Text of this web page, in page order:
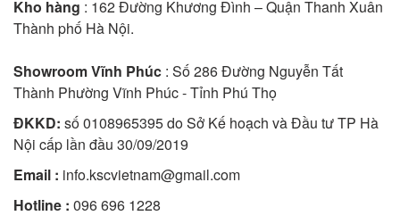
Kho hàng : 162 Đường Khương Đình – Quận Thanh Xuân
Thành phố Hà Nội.
Showroom Vĩnh Phúc : Số 286 Đường Nguyễn Tất
Thành Phường Vĩnh Phúc - Tỉnh Phú Thọ
ĐKKD: số 0108965395 do Sở Kế hoạch và Đầu tư TP Hà
Nội cấp lần đầu 30/09/2019
Email : info.kscvietnam@gmail.com
Hotline : 096 696 1228